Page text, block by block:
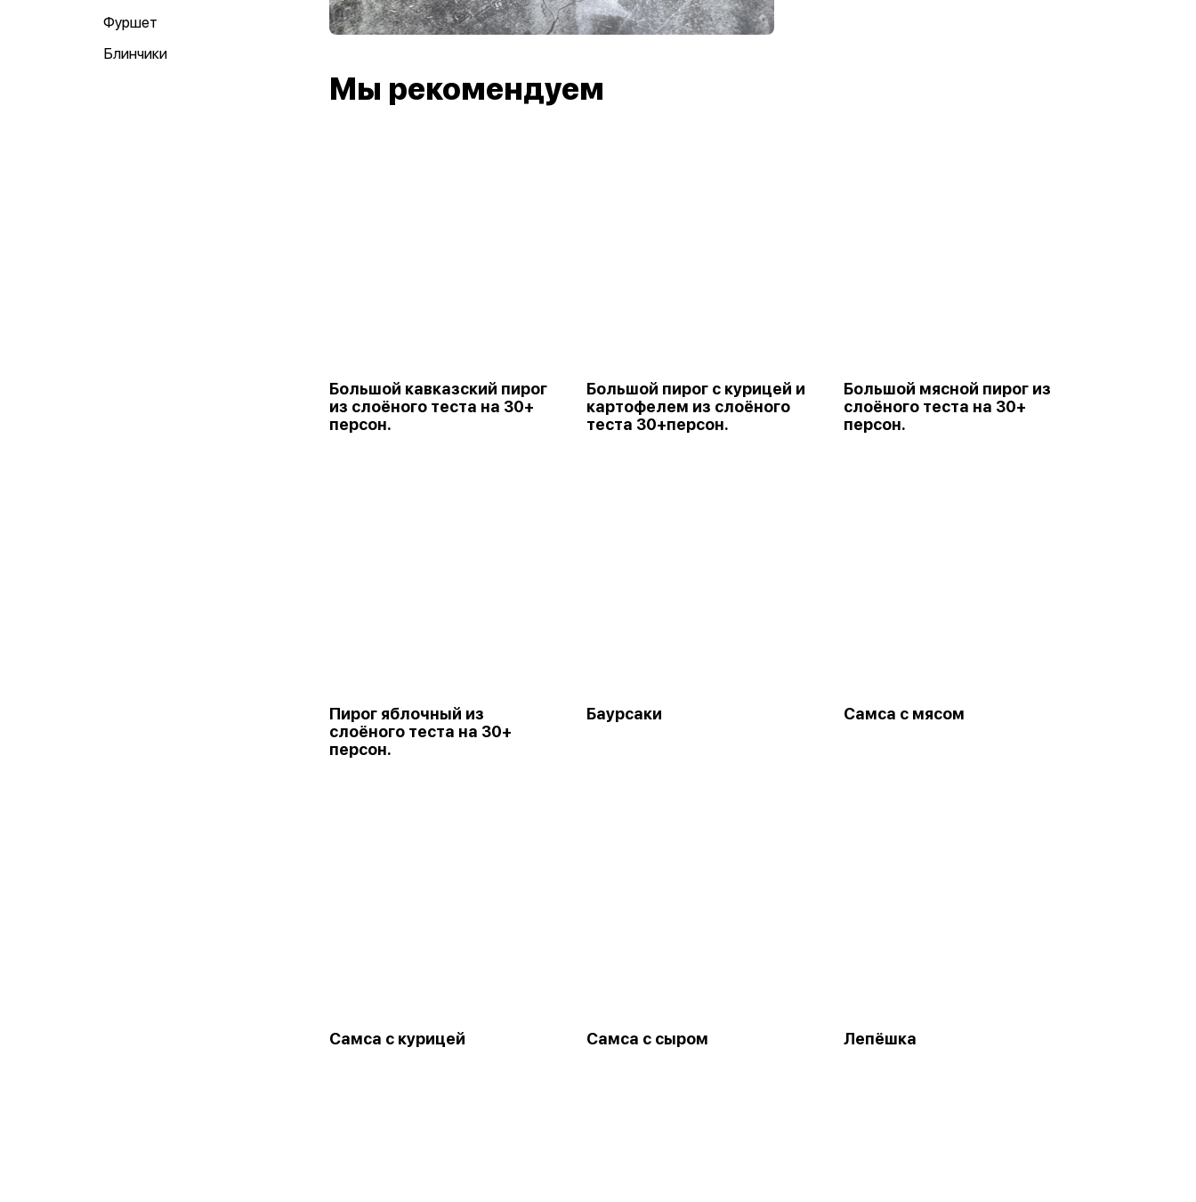
Фуршет
Блинчики
Мы рекомендуем
Большой кавказский пирог
из слоёного теста на 30+
персон.
Большой пирог с курицей и
картофелем из слоёного
теста 30+персон.
Большой мясной пирог из
слоёного теста на 30+
персон.
Пирог яблочный из
слоёного теста на 30+
персон.
Баурсаки Самса с мясом
Самса с курицей Самса с сыром Лепёшка